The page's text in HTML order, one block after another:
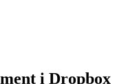
i Dropbox